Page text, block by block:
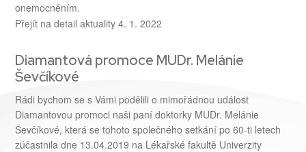
onemocněním.
Přejít na detail aktuality 4. 1. 2022
Diamantová promoce MUDr. Melánie
Ševčíkové
Rádi bychom se s Vámi podělili o mimořádnou událost
Diamantovou promoci naši paní doktorky MUDr. Melánie
Ševčíkové, která se tohoto společného setkání po 60-ti letech
zúčastnila dne 13.04.2019 na Lékařské fakultě Univerzity